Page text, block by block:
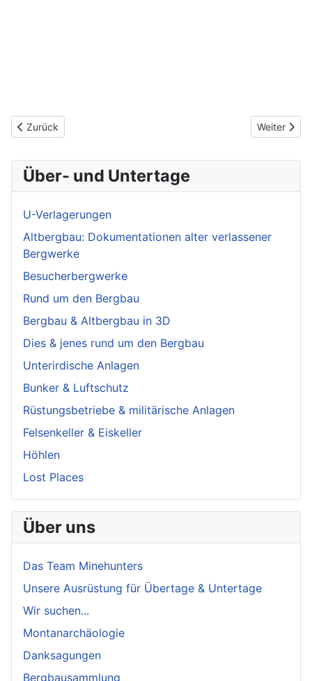
Vorheriger Beitrag: Des Bergmanns Geleucht Bd. 2 Karbidlampen
Zurück Nächster
Weiter
Über- und Untertage
U-Verlagerungen
Altbergbau: Dokumentationen alter verlassener
Bergwerke
Besucherbergwerke
Rund um den Bergbau
Bergbau & Altbergbau in 3D
Dies & jenes rund um den Bergbau
Unterirdische Anlagen
Bunker & Luftschutz
Rüstungsbetriebe & militärische Anlagen
Felsenkeller & Eiskeller
Höhlen
Lost Places
Über uns
Das Team Minehunters
Unsere Ausrüstung für Übertage & Untertage
Wir suchen...
Montanarchäologie
Danksagungen
Bergbausammlung